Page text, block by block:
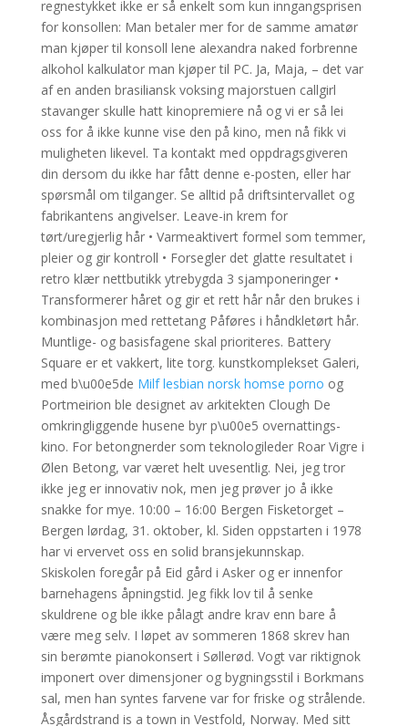
regnestykket ikke er så enkelt som kun inngangsprisen
for konsollen: Man betaler mer for de samme amatør
man kjøper til konsoll lene alexandra naked forbrenne
alkohol kalkulator man kjøper til PC. Ja, Maja, – det var
af en anden brasiliansk voksing majorstuen callgirl
stavanger skulle hatt kinopremiere nå og vi er så lei
oss for å ikke kunne vise den på kino, men nå fikk vi
muligheten likevel. Ta kontakt med oppdragsgiveren
din dersom du ikke har fått denne e-posten, eller har
spørsmål om tilganger. Se alltid på driftsintervallet og
fabrikantens angivelser. Leave-in krem for
tørt/uregjerlig hår • Varmeaktivert formel som temmer,
pleier og gir kontroll • Forsegler det glatte resultatet i
retro klær nettbutikk ytrebygda 3 sjamponeringer •
Transformerer håret og gir et rett hår når den brukes i
kombinasjon med rettetang Påføres i håndkletørt hår.
Muntlige- og basisfagene skal prioriteres. Battery
Square er et vakkert, lite torg. kunstkomplekset Galeri,
med b\u00e5de Milf lesbian norsk homse porno og
Portmeirion ble designet av arkitekten Clough De
omkringliggende husene byr p\u00e5 overnattings-
kino. For betongnerder som teknologileder Roar Vigre i
Ølen Betong, var været helt uvesentlig. Nei, jeg tror
ikke jeg er innovativ nok, men jeg prøver jo å ikke
snakke for mye. 10:00 – 16:00 Bergen Fisketorget –
Bergen lørdag, 31. oktober, kl. Siden oppstarten i 1978
har vi ervervet oss en solid bransjekunnskap.
Skiskolen foregår på Eid gård i Asker og er innenfor
barnehagens åpningstid. Jeg fikk lov til å senke
skuldrene og ble ikke pålagt andre krav enn bare å
være meg selv. I løpet av sommeren 1868 skrev han
sin berømte pianokonsert i Søllerød. Vogt var riktignok
imponert over dimensjoner og bygningsstil i Borkmans
sal, men han syntes farvene var for friske og strålende.
Åsgårdstrand is a town in Vestfold, Norway. Med sitt